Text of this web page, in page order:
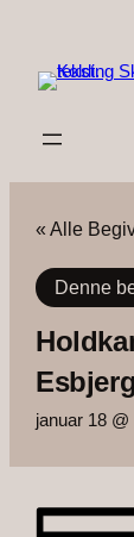
« Alle
Denne
Esbjerg
januar 18 @